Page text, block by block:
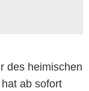
des heimischen
ab sofort